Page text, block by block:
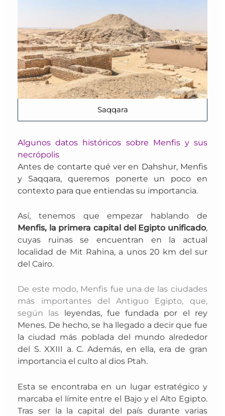
Saqqara
Algunos datos históricos sobre Menfis y sus
necrópolis
Antes de contarte qué ver en Dahshur, Menfis
y Saqqara, queremos ponerte un poco en
contexto para que entiendas su importancia.
Así, tenemos que empezar hablando de
Menfis, la primera capital del Egipto unificado,
cuyas ruinas se encuentran en la actual
localidad de Mit Rahina, a unos 20 km del sur
del Cairo.
De este modo, Menfis fue una de las ciudades
más importantes del Antiguo Egipto, que,
según las leyendas, fue fundada por el rey
Menes. De hecho, se ha llegado a decir que fue
la ciudad más poblada del mundo alrededor
del S. XXIII a. C. Además, en ella, era de gran
importancia el culto al dios Ptah.
Esta se encontraba en un lugar estratégico y
marcaba el límite entre el Bajo y el Alto Egipto.
Tras ser la la capital del país durante varias